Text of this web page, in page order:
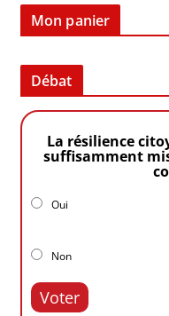
Mon panier
Débat
La résilience
suffisamment
Oui
Non
Voter